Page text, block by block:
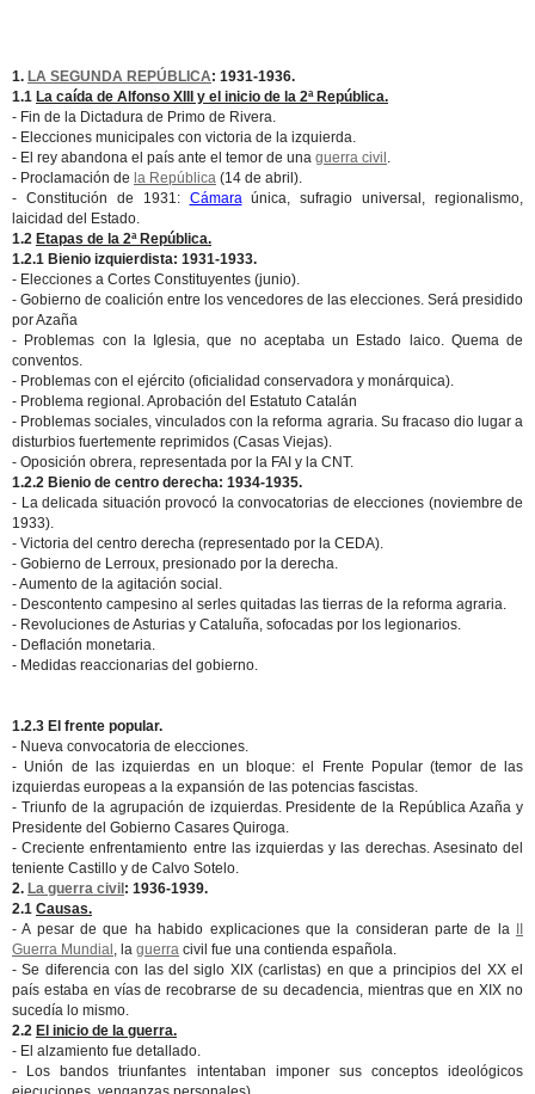
1. LA SEGUNDA REPÚBLICA: 1931-1936.
1.1 La caída de Alfonso XIII y el inicio de la 2ª República.
- Fin de la Dictadura de Primo de Rivera.
- Elecciones municipales con victoria de la izquierda.
- El rey abandona el país ante el temor de una guerra civil .
- Proclamación de la República (14 de abril).
- Constitución de 1931: Cámaraúnica, sufragio universal, regionalismo,
laicidad del Estado.
1.2 Etapas de la 2ª República.
1.2.1 Bienio izquierdista: 1931-1933.
- Elecciones a Cortes Constituyentes (junio).
- Gobierno de coalición entre los vencedores de las elecciones. Será presidido
por Azaña
- Problemas con la Iglesia, que no aceptaba un Estado laico. Quema de
conventos.
- Problemas con el ejército (oficialidad conservadora y monárquica).
- Problema regional. Aprobación del Estatuto Catalán
- Problemas sociales, vinculados con la reforma agraria. Su fracaso dio lugar a
disturbios fuertemente reprimidos (Casas Viejas).
- Oposición obrera, representada por la FAI y la CNT.
1.2.2 Bienio de centro derecha: 1934-1935.
- La delicada situación provocó la convocatorias de elecciones (noviembre de
1933).
- Victoria del centro derecha (representado por la CEDA).
- Gobierno de Lerroux, presionado por la derecha.
- Aumento de la agitación social.
- Descontento campesino al serles quitadas las tierras de la reforma agraria.
- Revoluciones de Asturias y Cataluña, sofocadas por los legionarios.
- Deflación monetaria.
- Medidas reaccionarias del gobierno.
1.2.3 El frente popular.
- Nueva convocatoria de elecciones.
- Unión de las izquierdas en un bloque: el Frente Popular (temor de las
izquierdas europeas a la expansión de las potencias fascistas.
- Triunfo de la agrupación de izquierdas. Presidente de la República Azaña y
Presidente del Gobierno Casares Quiroga.
- Creciente enfrentamiento entre las izquierdas y las derechas. Asesinato del
teniente Castillo y de Calvo Sotelo.
2. La guerra civil : 1936-1939.
2.1 Causas.
- A pesar de que ha habido explicaciones que la consideran parte de la
Guerra Mundial , la guerra civil fue una contienda española.
- Se diferencia con las del siglo XIX (carlistas) en que a principios del XX el
país estaba en vías de recobrarse de su decadencia, mientras que en XIX no
sucedía lo mismo.
2.2 El inicio de la guerra.
- El alzamiento fue detallado.
- Los bandos triunfantes intentaban imponer sus conceptos ideológicos